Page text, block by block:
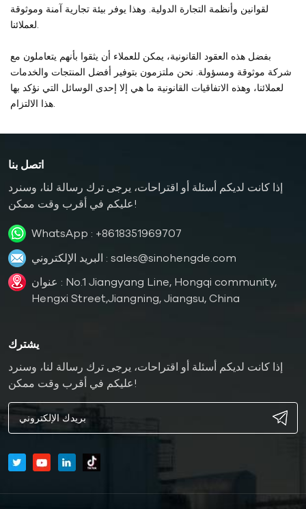
لقوانين وأنظمة التجارة الدولية. وهذا يوفر بيئة تجارية آمنة وموثوقة
بفضل هذه العقود القانونية، يمكن للعملاء أن يثقوا بأنهم يتعاملون مع
شركة موثوقة ومسؤولة. نحن ملتزمون بتوفير أفضل المنتجات والخدمات
لعملائنا، وهذه الاتفاقيات القانونية ما هي إلا إحدى الوسائل التي نؤكد بها
اتصل بنا
إذا كانت لديكم أسئلة أو اقتراحات، يرجى ترك رسالة لنا، وسنرد
عليكم في أقرب وقت ممكن!
WhatsApp : +8618351969707
البريد الإلكتروني : sales@sinohengde.com
عنوان : No.1 Jiangyang Line, Hongqi community,
Hengxi Street,Jiangning, Jiangsu, China
يشترك
إذا كانت لديكم أسئلة أو اقتراحات، يرجى ترك رسالة لنا، وسنرد
عليكم في أقرب وقت ممكن!